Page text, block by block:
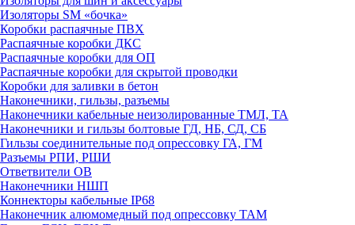
Изоляторы SM «бочка»
Коробки распаячные ПВХ
Распаячные коробки ДКС
Распаячные коробки для ОП
Распаячные коробки для скрытой проводки
Коробки для заливки в бетон
Наконечники, гильзы, разъемы
Наконечники кабельные неизолированные ТМЛ, ТА
Наконечники и гильзы болтовые ГД, НБ, СД, СБ
Гильзы соединительные под опрессовку ГА, ГМ
Разъемы РПИ, РШИ
Ответвители ОВ
Наконечники НШП
Коннекторы кабельные IP68
Наконечник алюмомедный под опрессовку ТАМ